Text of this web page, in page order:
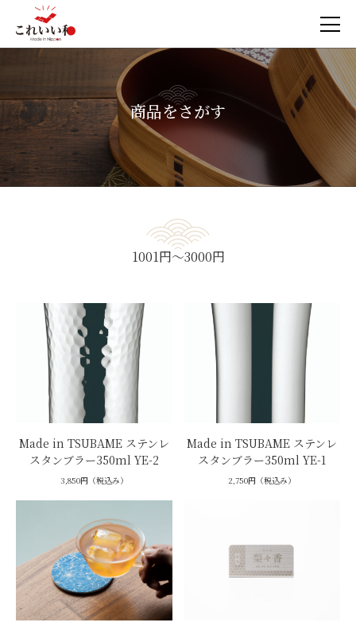
商品をさがす
1001円～3000円
Made in TSUBAME ステンレ
スタンブラー350ml YE-2
3,850円（税込み）
Made in TSUBAME ステンレ
スタンブラー350ml YE-1
2,750円（税込み）